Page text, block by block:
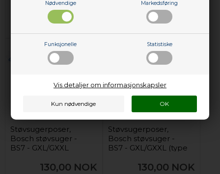
Nødvendige Markedsføring
Funksjonelle Statistiske
Vis detaljer om informasjonskapsler
Legg i kurven Legg i kurven
Støvsugerposer,
Bosch støvsuger -
BS7 - GXL/GXXL
130,00 NOK
Støvsugerposer,
Bosch støvsuger -
BS7 - GXL/GXXL (type
130,00 NOK